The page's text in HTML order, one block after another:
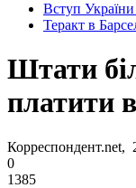
Вступ
Теракт в
Штати
платити
Корреспондент.net,
0
1385